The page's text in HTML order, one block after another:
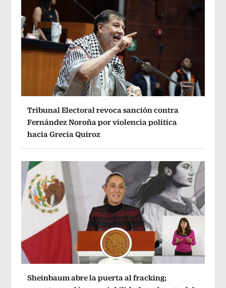
Tribunal Electoral revoca sanción contra
Fernández Noroña por violencia política
hacia Grecia Quiroz
Sheinbaum abre la puerta al fracking;